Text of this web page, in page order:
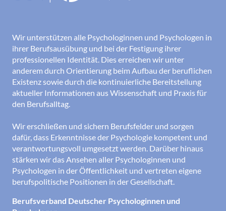
Wir unterstützen alle Psychologinnen und Psychologen in
ihrer Berufsausübung und bei der Festigung ihrer
professionellen Identität. Dies erreichen wir unter
anderem durch Orientierung beim Aufbau der beruflichen
Existenz sowie durch die kontinuierliche Bereitstellung
aktueller Informationen aus Wissenschaft und Praxis für
den Berufsalltag.
Wir erschließen und sichern Berufsfelder und sorgen
dafür, dass Erkenntnisse der Psychologie kompetent und
verantwortungsvoll umgesetzt werden. Darüber hinaus
stärken wir das Ansehen aller Psychologinnen und
Psychologen in der Öffentlichkeit und vertreten eigene
berufspolitische Positionen in der Gesellschaft.
Berufsverband Deutscher Psychologinnen und